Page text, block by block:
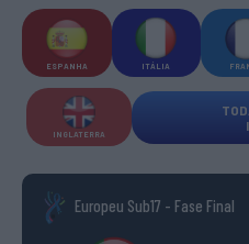
ESPANHA ITÁLIA
INGLATERRA
Europeu Sub17 - Fase Final